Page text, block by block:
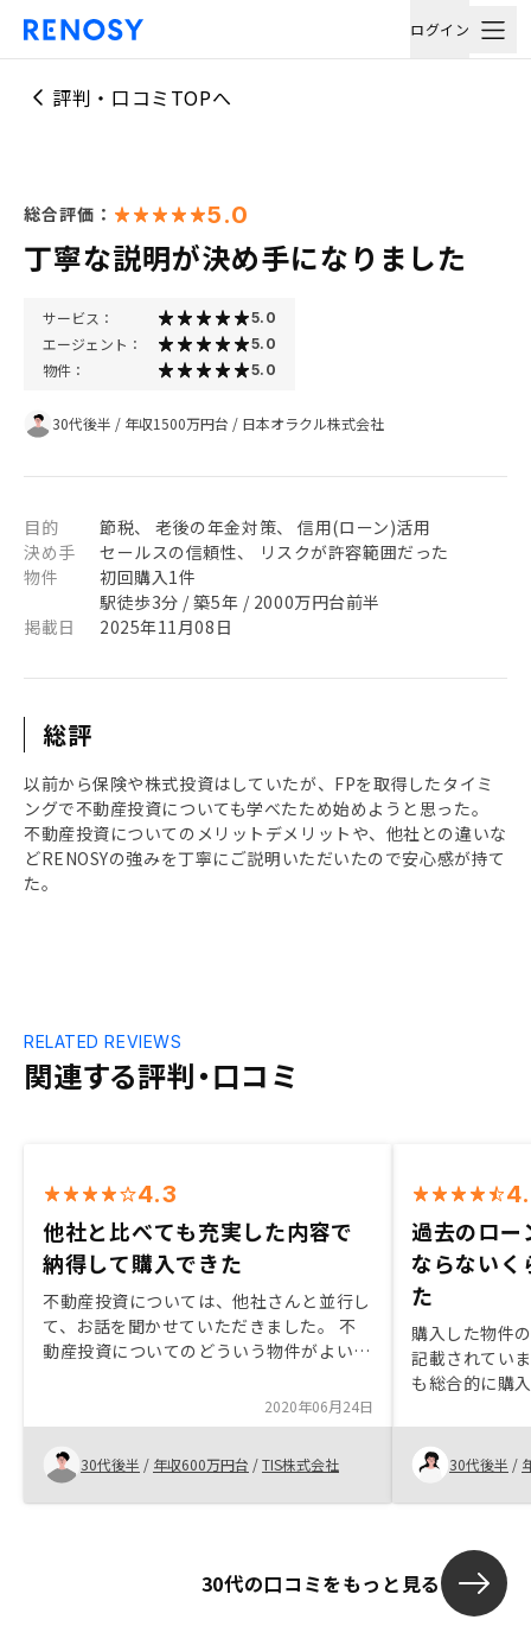
ログイン
評判・口コミTOPへ
総合評価： 5.0
丁寧な説明が決め手になりました
サービス： 5.0
エージェント： 5.0
物件： 5.0
30代後半 / 年収1500万円台 / 日本オラクル株式会社
目的
節税、 老後の年金対策、 信用(ローン)活用
決め手
セールスの信頼性、 リスクが許容範囲だった
物件
初回購入1件
駅徒歩3分 / 築5年 / 2000万円台前半
掲載日
2025年11月08日
総評
以前から保険や株式投資はしていたが、FPを取得したタイミ
ングで不動産投資についても学べたため始めようと思った。
不動産投資についてのメリットデメリットや、他社との違いな
どRENOSYの強みを丁寧にご説明いただいたので安心感が持て
た。
関連する評判・口コミ
RELATED REVIEWS
4.3
他社と比べても充実した内容で
納得して購入できた
不動産投資については、他社さんと並行し
て、お話を聞かせていただきました。 不
動産投資についてのどういう物件がよいか
トの説明については、もう一段詳しく丁寧
に説明いただけるといいと思いましたが、
物件のバリエーションも多く、対応も全般
的に丁寧で、こちらから詳しく聞くとわか
りやすく説明してくれました。また、管理
納得して購入に踏み切れました。不動産投
資についてのどういう物件がよいかや、物
2020年06月24日
30代後半 / 年収600万円台 /TIS株式会社
過去のロー
ならないく
た
購入した物件
記載されてい
も総合的に購
に関与した事
は他と比べも
驚きました。
が、名前と顔
くなると思い
30代後半 /
30代の口コミをもっと見る